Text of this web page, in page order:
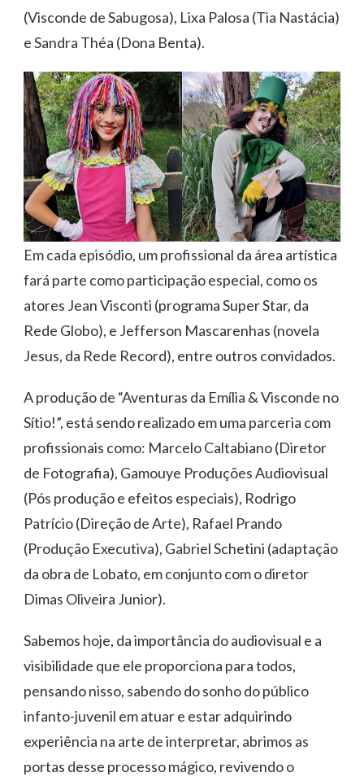
(Visconde de Sabugosa), Lixa Palosa (Tia Nastácia)
e Sandra Théa (Dona Benta).
Em cada episódio, um profissional da área artística
fará parte como participação especial, como os
atores Jean Visconti (programa Super Star, da
Rede Globo), e Jefferson Mascarenhas (novela
Jesus, da Rede Record), entre outros convidados.
A produção de “Aventuras da Emília & Visconde no
Sítio!”, está sendo realizado em uma parceria com
profissionais como: Marcelo Caltabiano (Diretor
de Fotografia), Gamouye Produções Audiovisual
(Pós produção e efeitos especiais), Rodrigo
Patrício (Direção de Arte), Rafael Prando
(Produção Executiva), Gabriel Schetini (adaptação
da obra de Lobato, em conjunto com o diretor
Dimas Oliveira Junior).
Sabemos hoje, da importância do audiovisual e a
visibilidade que ele proporciona para todos,
pensando nisso, sabendo do sonho do público
infanto-juvenil em atuar e estar adquirindo
experiência na arte de interpretar, abrimos as
portas desse processo mágico, revivendo o